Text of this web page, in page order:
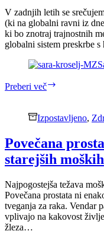
V zadnjih letih se
(ki na globalni ravni iz
ki bo znotraj trajnostnih
globalni sistem preskrbe
Preberi več
za
in
našega
planeta
Izpostavljeno,
Povečana
starejših moških
Najpogostejša težava
Povečana prostata ni
tveganja za raka. Vendar
vplivajo na kakovost
žleza…